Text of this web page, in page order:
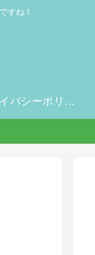
すね！
プライバシーポリシー・免責事項